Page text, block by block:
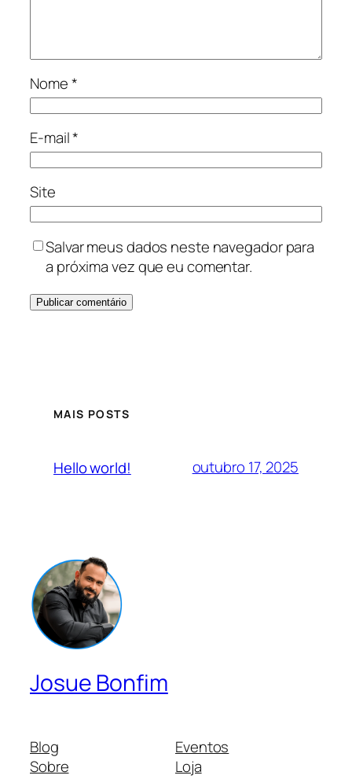
Nome*
E-mail*
Site
Salvar meus dados neste navegador para
a próxima vez que eu comentar.
MAIS POSTS
Hello world! outubro 17, 2025
Josue Bonfim
Blog
Sobre
Eventos
Loja